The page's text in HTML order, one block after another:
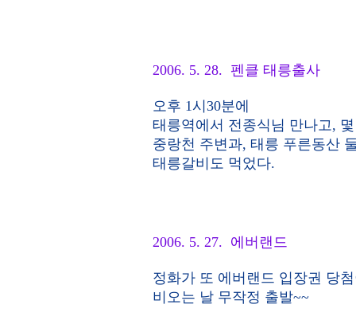
2006. 5. 28. 펜클 태릉출사
오후 1시30분에
태릉역에서 전종식님 만나고,
중랑천 주변과, 태릉 푸른동산
태릉갈비도 먹었다.
2006. 5. 27. 에버랜드
정화가 또 에버랜드 입장권 당
비오는 날 무작정 출발~~